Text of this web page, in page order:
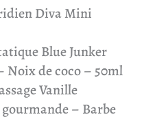
Diva Mini
Blue Junker
Noix de coco – 50ml
Vanille
– Barbe